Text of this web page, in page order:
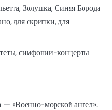
Золушка, Синяя Борода
для скрипки, для
симфонии-концерты
— «Военно-морской ангел».